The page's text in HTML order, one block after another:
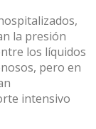
la presión
los líquidos
pero en
intensivo